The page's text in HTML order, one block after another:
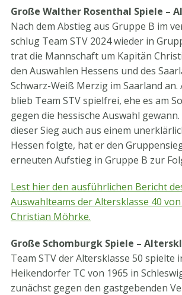
Große Walther Rosenthal Spiele –
Nach dem Abstieg aus Gruppe B im
schlug Team STV 2024 wieder in
trat die Mannschaft um Kapitän
den Auswahlen Hessens und des
Schwarz-Weiß Merzig im Saarland an.
blieb Team STV spielfrei, ehe es am
gegen die hessische Auswahl
dieser Sieg auch aus einem
Hessen folgte, hat er den
erneuten Aufstieg in Gruppe B zur
Lest hier den ausführlichen Bericht
Auswahlteams der Altersklasse 40
Christian Möhrke.
Große Schomburgk Spiele –
Team STV der Altersklasse 50 spielte
Heikendorfer TC von 1965 in
zunächst gegen den gastgebenden